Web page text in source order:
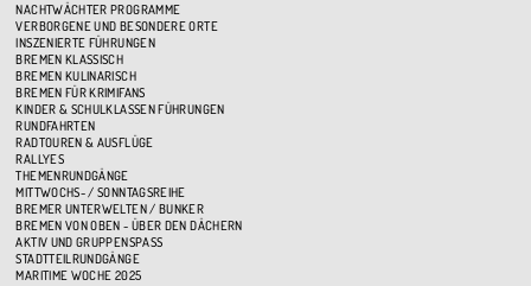
NACHTWÄCHTER PROGRAMME
VERBORGENE UND BESONDERE ORTE
INSZENIERTE FÜHRUNGEN
BREMEN KLASSISCH
BREMEN KULINARISCH
BREMEN FÜR KRIMIFANS
KINDER & SCHULKLASSEN FÜHRUNGEN
RUNDFAHRTEN
RADTOUREN & AUSFLÜGE
RALLYES
THEMENRUNDGÄNGE
MITTWOCHS- / SONNTAGSREIHE
BREMER UNTERWELTEN / BUNKER
BREMEN VON OBEN - ÜBER DEN DÄCHERN
AKTIV UND GRUPPENSPASS
STADTTEILRUNDGÄNGE
MARITIME WOCHE 2025